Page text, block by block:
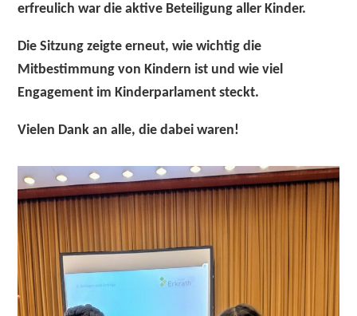
erfreulich war die aktive Beteiligung aller Kinder.
Die Sitzung zeigte erneut, wie wichtig die
Mitbestimmung von Kindern ist und wie viel
Engagement im Kinderparlament steckt.
Vielen Dank an alle, die dabei waren!